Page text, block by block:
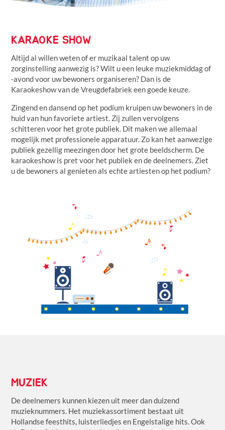
KARAOKE SHOW
Altijd al willen weten of er muzikaal talent op uw
zorginstelling aanwezig is? Wilt u een leuke muziekmiddag of
-avond voor uw bewoners organiseren? Dan is de
Karaokeshow van de Vreugdefabriek een goede keuze.
Zingend en dansend op het podium kruipen uw bewoners in de
huid van hun favoriete artiest. Zij zullen vervolgens
schitteren voor het grote publiek. Dit maken we allemaal
mogelijk met professionele apparatuur. Zo kan het aanwezige
publiek gezellig meezingen door het grote beeldscherm. De
karaokeshow is pret voor het publiek en de deelnemers. Ziet
u de bewoners al genieten als echte artiesten op het podium?
MUZIEK
De deelnemers kunnen kiezen uit meer dan duizend
muzieknummers. Het muziekassortiment bestaat uit
Hollandse feesthits, luisterliedjes en Engelstalige hits. Ook